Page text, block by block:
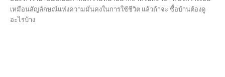
เหมือนสัญลักษณ์แห่งความมั่นคงในการใช้ชีวิต แล้วถ้าจะ ซื้อบ้านต้องดู
อะไรบ้าง